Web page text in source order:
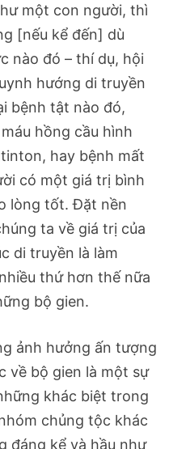
một con người, thì
[nếu kể đến] dù
nào đó – thí dụ, hội
hướng di truyền
bệnh tật nào đó,
hồng cầu hình
hay bệnh mất
có một giá trị bình
lòng tốt. Đặt nền
ta về giá trị của
di truyền là làm
thứ hơn thế nữa
bộ gien.
ảnh hưởng ấn tượng
về bộ gien là một sự
khác biệt trong
chủng tộc khác
đáng kể và hầu như